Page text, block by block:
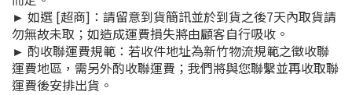
► 如選 [超商]：請留意到貨簡訊並於到貨之後7天內取貨請
勿無故未取；如造成運費損失將由顧客自行吸收。
► 酌收聯運費規範：若收件地址為新竹物流規範之徵收聯
運費地區，需另外酌收聯運費；我們將與您聯繫並再收取聯
運費後安排出貨。